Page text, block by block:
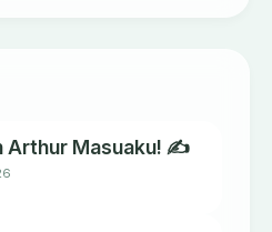
Arthur Masuaku! ✍️